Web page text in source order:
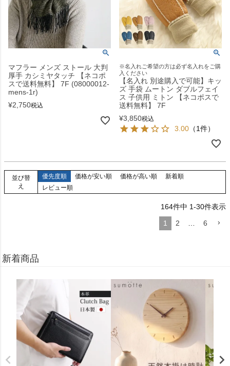
マフラー メンズ ストール 大判
厚手 カシミヤタッチ 【ネコポ
スで送料無料】 7F (08000012-
mens-1r)
¥2,750税込
※名入れご希望の方は必ず名入れをご購
入ください
【名入れ 別途購入で可能】キッ
ズ 手袋 ムートン ダブルフェイ
ス 子供用 ミトン 【ネコポスで
送料無料】 7F
¥3,850税込
3.00 （1件）
並び替
え
優先度順 価格が安い順 価格が高い順
新着順
レビュー順
164件中 1-30件表示
1
2 6
新着商品